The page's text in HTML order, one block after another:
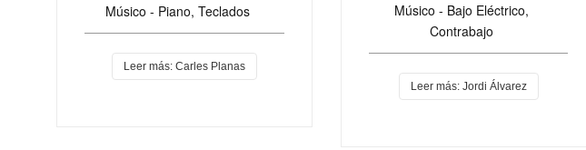
Músico - Piano, Teclados
Leer más: Carles Planas
Músico - Bajo Eléctrico,
Contrabajo
Leer más: Jordi Álvarez